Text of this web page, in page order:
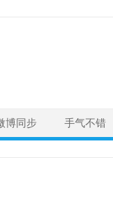
博同步 手气不错